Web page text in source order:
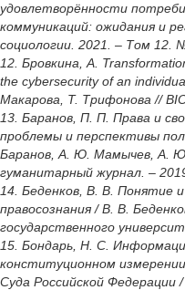
удовлетворённости
коммуникаций: ожидания и
социологии. 2021. – Том 12.
12. Бровкина, А.
the cybersecurity of an
Макарова, Т. Трифонова //
13. Баранов, П. П. Права и
проблемы и перспективы
Баранов, А. Ю. Мамычев, А.
гуманитарный журнал. –
14. Беденков, В. В. Понятие
правосознания / В. В.
государственного
15. Бондарь, Н. С.
конституционном
Суда Российской